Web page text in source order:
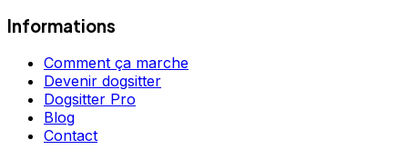
Informations
Comment ça marche
Devenir dogsitter
Dogsitter Pro
Blog
Contact